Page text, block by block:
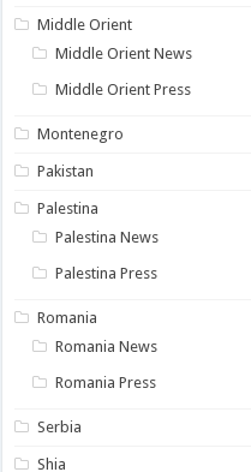
Middle Orient
Middle Orient News
Middle Orient Press
Montenegro
Pakistan
Palestina
Palestina News
Palestina Press
Romania
Romania News
Romania Press
Serbia
Shia